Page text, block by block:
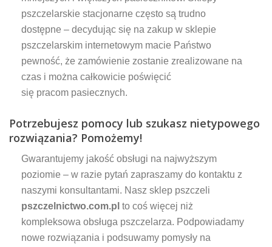
pszczelarskie stacjonarne często są trudno
dostępne – decydując się na zakup w sklepie
pszczelarskim internetowym macie Państwo
pewność, że zamówienie zostanie zrealizowane na
czas i można całkowicie poświęcić
się pracom pasiecznych.
Potrzebujesz pomocy lub szukasz nietypowego
rozwiązania? Pomożemy!
Gwarantujemy jakość obsługi na najwyższym
poziomie – w razie pytań zapraszamy do kontaktu z
naszymi konsultantami. Nasz sklep pszczeli
pszczelnictwo.com.pl to coś więcej niż
kompleksowa obsługa pszczelarza. Podpowiadamy
nowe rozwiązania i podsuwamy pomysły na